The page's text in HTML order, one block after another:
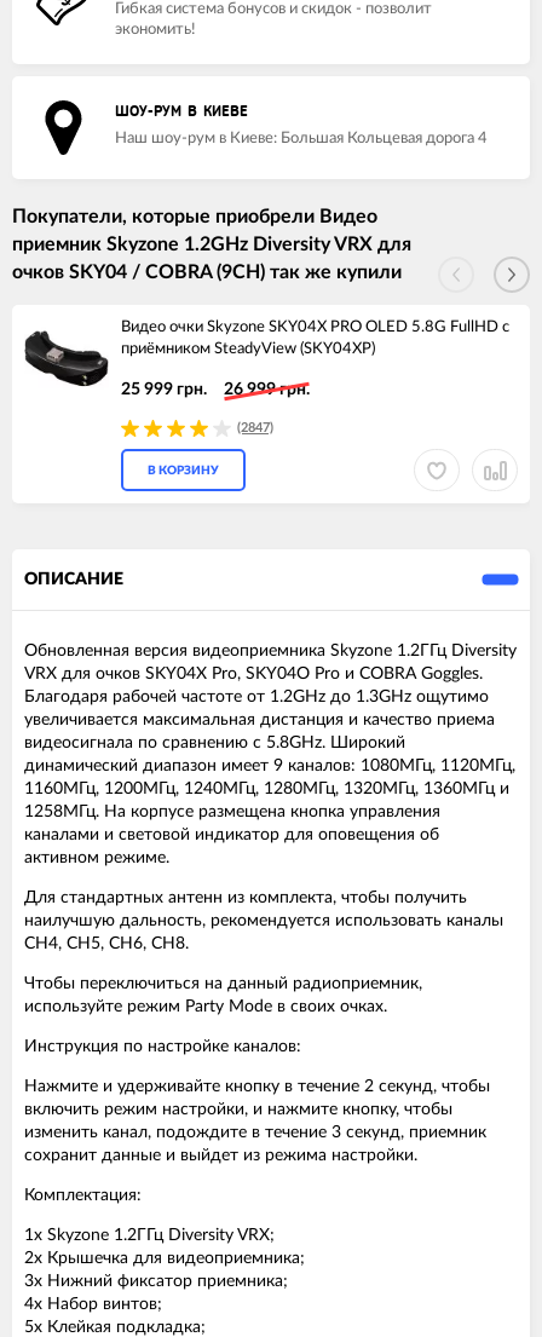
Гибкая система бонусов и скидок - позволит
экономить!
ШОУ-РУМ В КИЕВЕ
Наш шоу-рум в Киеве: Большая Кольцевая дорога 4
Покупатели, которые приобрели Видео
приемник Skyzone 1.2GHz Diversity VRX для
очков SKY04 / COBRA (9CH) так же купили
Видео очки Skyzone SKY04X PRO OLED 5.8G FullHD с
приёмником SteadyView (SKY04XP)
25 999 грн. 26 999 грн.
(2847)
В КОРЗИНУ
ОПИСАНИЕ
Обновленная версия видеоприемника Skyzone 1.2ГГц Diversity
VRX для очков SKY04X Pro, SKY04O Pro и COBRA Goggles.
Благодаря рабочей частоте от 1.2GHz до 1.3GHz ощутимо
увеличивается максимальная дистанция и качество приема
видеосигнала по сравнению с 5.8GHz. Широкий
динамический диапазон имеет 9 каналов: 1080МГц, 1120МГц,
1160МГц, 1200МГц, 1240МГц, 1280МГц, 1320МГц, 1360МГц и
1258МГц. На корпусе размещена кнопка управления
каналами и световой индикатор для оповещения об
активном режиме.
Для стандартных антенн из комплекта, чтобы получить
наилучшую дальность, рекомендуется использовать каналы
CH4, CH5, CH6, CH8.
Чтобы переключиться на данный радиоприемник,
используйте режим Party Mode в своих очках.
Инструкция по настройке каналов:
Нажмите и удерживайте кнопку в течение 2 секунд, чтобы
включить режим настройки, и нажмите кнопку, чтобы
изменить канал, подождите в течение 3 секунд, приемник
сохранит данные и выйдет из режима настройки.
Комплектация:
1х Skyzone 1.2ГГц Diversity VRX;
2х Крышечка для видеоприемника;
3х Нижний фиксатор приемника;
4х Набор винтов;
5х Клейкая подкладка;